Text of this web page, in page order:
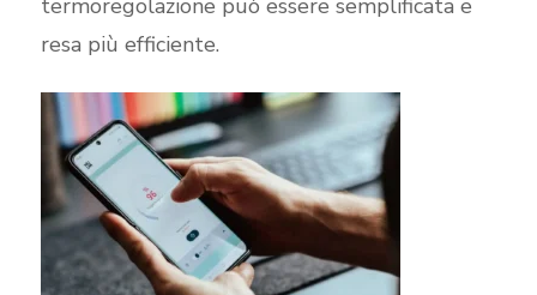
termoregolazione può essere semplificata e
resa più efficiente.